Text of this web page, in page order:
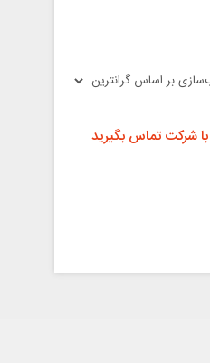
شرکت تماس بگیرید